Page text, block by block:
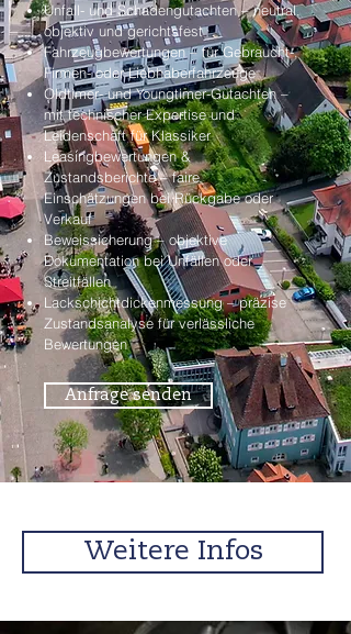
Unfall- und Schadengutachten – neutral,
objektiv und gerichtsfest
Fahrzeugbewertungen – für Gebraucht-,
Firmen- oder Liebhaberfahrzeuge
Oldtimer- und Youngtimer-Gutachten –
mit technischer Expertise und
Leidenschaft für Klassiker
Leasingbewertungen &
Zustandsberichte – faire
Einschätzungen bei Rückgabe oder
Verkauf
Beweissicherung – objektive
Dokumentation bei Unfällen oder
Streitfällen
Lackschichtdickenmessung – präzise
Zustandsanalyse für verlässliche
Bewertungen
Anfrage senden
Weitere Infos